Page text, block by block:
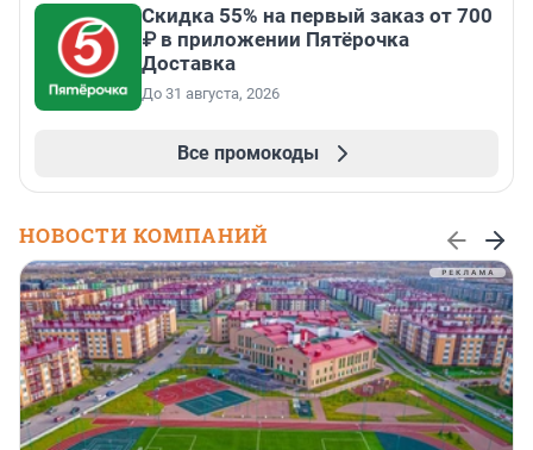
Скидка 55% на первый заказ от 700
₽ в приложении Пятёрочка
Доставка
До 31 августа, 2026
Все промокоды
НОВОСТИ КОМПАНИЙ